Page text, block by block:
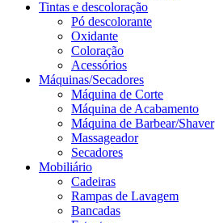
Tintas e descoloração
Pó descolorante
Oxidante
Coloração
Acessórios
Máquinas/Secadores
Máquina de Corte
Máquina de Acabamento
Máquina de Barbear/Shaver
Massageador
Secadores
Mobiliário
Cadeiras
Rampas de Lavagem
Bancadas